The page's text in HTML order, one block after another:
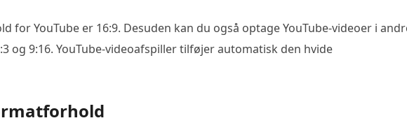
for YouTube er 16:9. Desuden kan du også optage YouTube-videoer i
og 9:16. YouTube-videoafspiller tilføjer automatisk den hvide